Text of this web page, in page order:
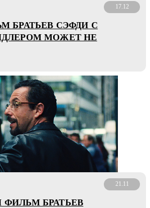
17.12
БРАТЬЕВ СЭФДИ С
МОЖЕТ НЕ
21.11
БРАТЬЕВ